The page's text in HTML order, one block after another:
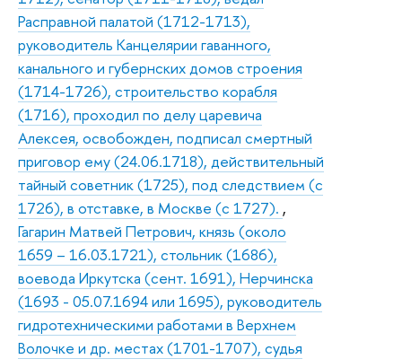
Расправной палатой (1712-1713),
руководитель Канцелярии гаванного,
канального и губернских домов строения
(1714-1726), строительство корабля
(1716), проходил по делу царевича
Алексея, освобожден, подписал смертный
приговор ему (24.06.1718), действительный
тайный советник (1725), под следствием (с
1726), в отставке, в Москве (с 1727). ,
Гагарин Матвей Петрович, князь (около
1659 – 16.03.1721), стольник (1686),
воевода Иркутска (сент. 1691), Нерчинска
(1693 - 05.07.1694 или 1695), руководитель
гидротехническими работами в Верхнем
Волочке и др. местах (1701-1707), судья